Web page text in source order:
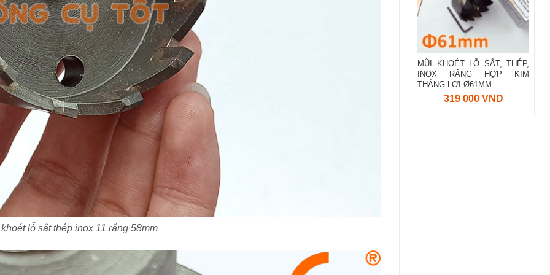
lỗ sắt thép inox 11 răng 58mm
MŨI KHOÉT LỖ SẮT, THÉP,
INOX RĂNG HỢP KIM
THẮNG LỢI Ø61MM
319 000 VND